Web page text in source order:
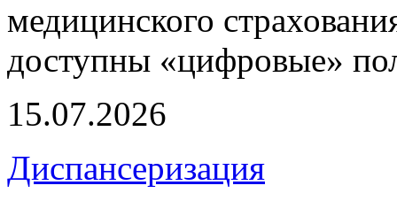
медицинского
доступны «цифровые»
15.07.2026
Диспансеризация